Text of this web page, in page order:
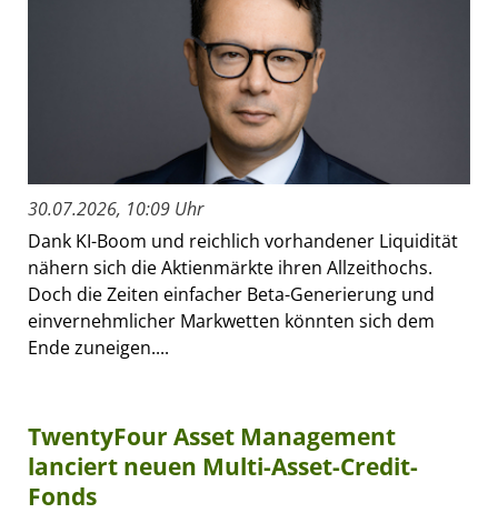
30.07.2026, 10:09 Uhr
Dank KI-Boom und reichlich vorhandener Liquidität
nähern sich die Aktienmärkte ihren Allzeithochs.
Doch die Zeiten einfacher Beta-Generierung und
einvernehmlicher Markwetten könnten sich dem
Ende zuneigen....
TwentyFour Asset Management
lanciert neuen Multi-Asset-Credit-
Fonds